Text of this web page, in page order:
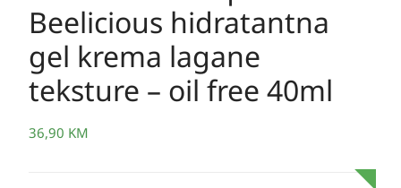
Beelicious hidratantna
gel krema lagane
teksture – oil free 40ml
36,90 KM